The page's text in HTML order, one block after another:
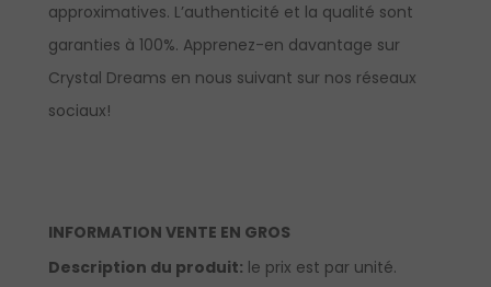
approximatives. L’authenticité et la qualité sont
garanties à 100%. Apprenez-en davantage sur
Crystal Dreams en nous suivant sur nos réseaux
sociaux!
INFORMATION VENTE EN GROS
Description du produit: le prix est par unité.